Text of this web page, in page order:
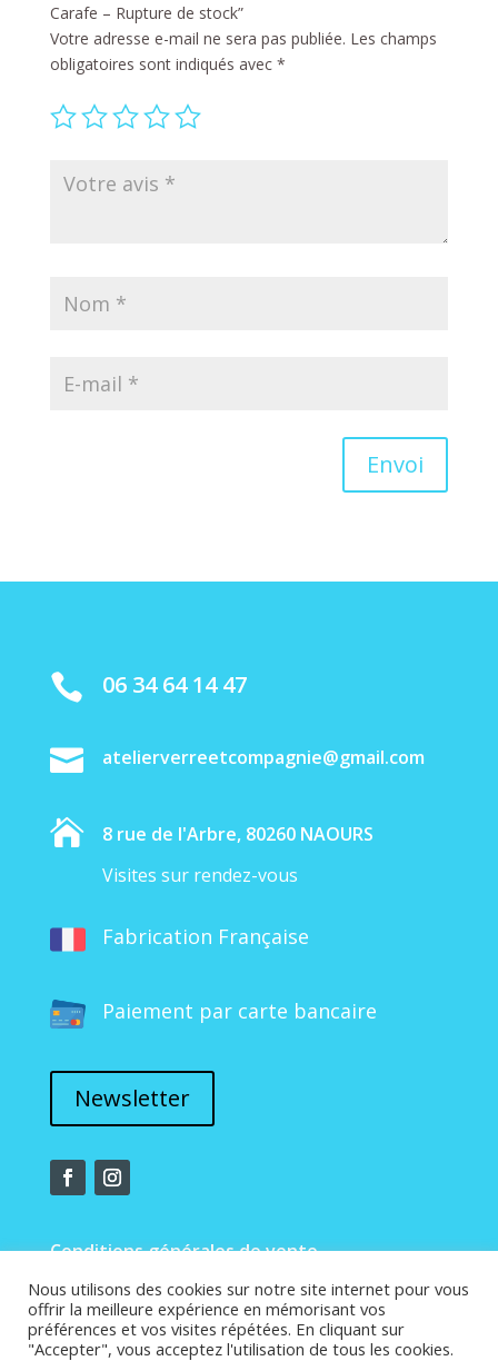
Carafe – Rupture de stock”
Votre adresse e-mail ne sera pas publiée. Les champs
obligatoires sont indiqués avec *
Envoi
 06 34 64 14 47
 atelierverreetcompagnie@gmail.com

8 rue de l'Arbre, 80260 NAOURS
Visites sur rendez-vous
Fabrication Française
Paiement par carte bancaire
Newsletter
Conditions générales de vente
Mentions légales
Nous utilisons des cookies sur notre site internet pour vous
offrir la meilleure expérience en mémorisant vos
préférences et vos visites répétées. En cliquant sur
"Accepter", vous acceptez l'utilisation de tous les cookies.